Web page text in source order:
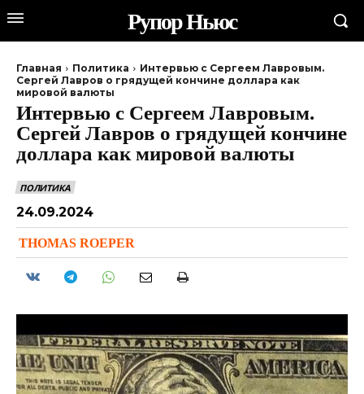
Рупор Ньюс
Главная Политика
Интервью с Сергеем Лавровым.
Сергей Лавров о грядущей кончине доллара как
мировой валюты
Интервью с Сергеем Лавровым.
Сергей Лавров о грядущей кончине
доллара как мировой валюты
ПОЛИТИКА
24.09.2024
THOMAS ROEPER